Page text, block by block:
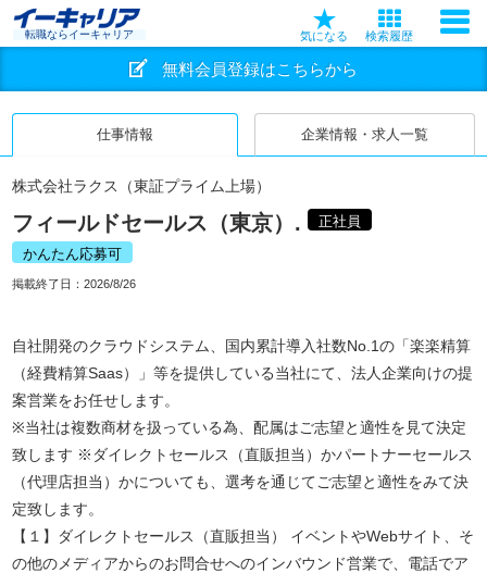
転職ならイーキャリア 気になる 検索履歴
無料会員登録はこちらから
仕事情報 企業情報・求人一覧
株式会社ラクス（東証プライム上場）
フィールドセールス（東京）.
正社員
かんたん応募可
掲載終了日： 2026/8/26
自社開発のクラウドシステム、国内累計導入社数No.1の「楽楽精算
（経費精算Saas）」等を提供している当社にて、法人企業向けの提
案営業をお任せします。
※当社は複数商材を扱っている為、配属はご志望と適性を見て決定
致します ※ダイレクトセールス（直販担当）かパートナーセールス
（代理店担当）かについても、選考を通じてご志望と適性をみて決
定致します。
【１】ダイレクトセールス（直販担当） イベントやWebサイト、そ
の他のメディアからのお問合せへのインバウンド営業で、電話でア